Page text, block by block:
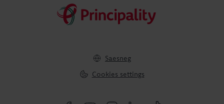
Saesneg
Cookies settings